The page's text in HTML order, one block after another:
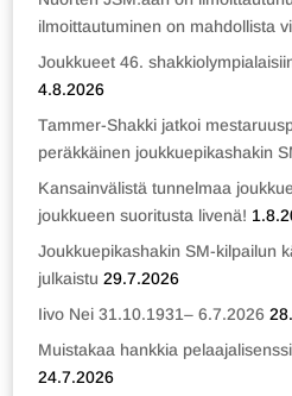
ilmoittautuminen on mahdollista
Joukkueet 46.
4.8.2026
Tammer-Shakki jatkoi
peräkkäinen joukkuepikashakin
Kansainvälistä tunnelmaa
joukkueen suoritusta livenä!
Joukkuepikashakin SM-kilpailun
julkaistu 29.7.2026
Iivo Nei 31.10.1931– 6.7.2026
Muistakaa hankkia
24.7.2026